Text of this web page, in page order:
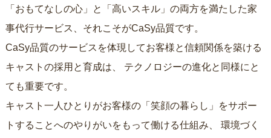
「おもてなしの心」と「高いスキル」の両方を満たした家
事代行サービス、それこそがCaSy品質です。
CaSy品質のサービスを体現してお客様と信頼関係を築ける
キャストの採用と育成は、
ても重要です。
キャスト一人ひとりがお客様の「笑顔の暮らし」をサポー
トすることへのやりがいをもって働ける仕組み、